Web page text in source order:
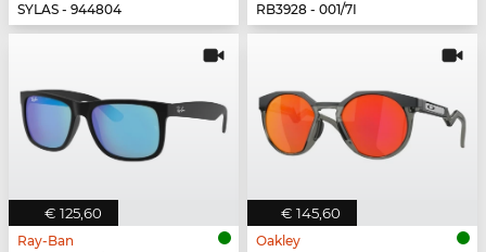
SYLAS - 944804
RB3928 - 001/7I
€ 125,60
Ray-Ban
€ 145,60
Oakley